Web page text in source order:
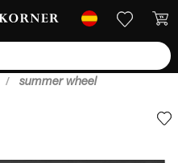
summer wheel